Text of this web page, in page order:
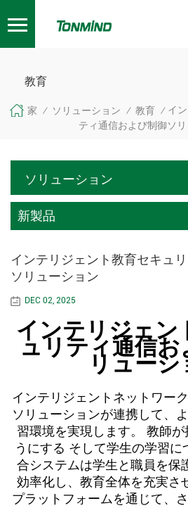
教育
家 / ソリューション / 教育 / イ
ティ通信および制御ソ
ソリューション
新製品
インテリジェント教育セキュ
ソリューション
DEC 02, 2025
インテリジェン
ュリティ通信お
リューシ
インテリジェントネットワー
ソリューションが連携して、
習環境を実現します。 教師が
うにする そして学生の学習に
合システムは学生と職員を保
効率化し、教育全体を充実さ
プラットフォームを通じて、